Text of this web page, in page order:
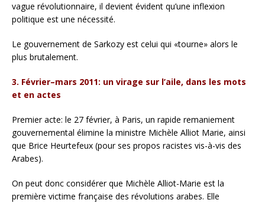
vague révolutionnaire, il devient évident qu’une inflexion
politique est une nécessité.
Le gouvernement de Sarkozy est celui qui «tourne» alors le
plus brutalement.
3. Février–mars 2011: un virage sur l’aile, dans les mots
et en actes
Premier acte: le 27 février, à Paris, un rapide remaniement
gouvernemental élimine la ministre Michèle Alliot Marie, ainsi
que Brice Heurtefeux (pour ses propos racistes vis-à-vis des
Arabes).
On peut donc considérer que Michèle Alliot-Marie est la
première victime française des révolutions arabes. Elle